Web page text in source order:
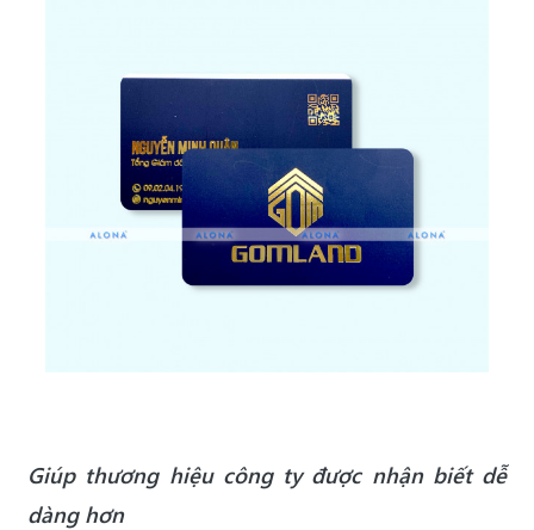
Giúp thương hiệu công ty được nhận biết dễ
dàng hơn